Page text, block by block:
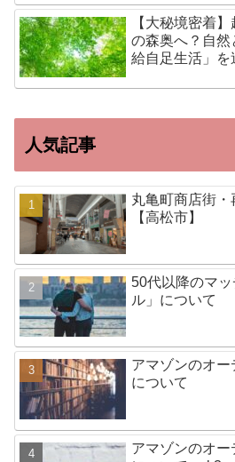
【大秘境密着
の森奥へ？自然
給自足生活」を
人気記事
丸亀町商店街
【高松市】
50代以降のマ
ル」について
アマゾンのオー
について
アマゾンのオー